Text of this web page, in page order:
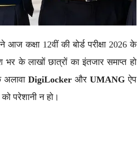
आज कक्षा 12वीं की बोर्ड परीक्षा 2026 के
के लाखों छात्रों का इंतजार समाप्त हो
अलावा DigiLockerऔर UMANGऐप
परेशानी न हो।